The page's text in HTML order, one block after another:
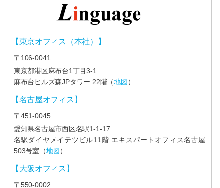
【東京オフィス（本社）】
〒106-0041
東京都港区麻布台1丁目3-1
麻布台ヒルズ森JPタワー 22階（地図 ）
【名古屋オフィス】
〒451-0045
愛知県名古屋市西区名駅1-1-17
名駅ダイヤメイテツビル11階 エキスパートオフィス名古屋
503号室（地図 ）
【大阪オフィス】
〒550-0002